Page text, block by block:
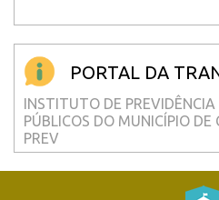
PORTAL DA
INSTITUTO DE PREVIDÊNCIA
PÚBLICOS DO MUNICÍPIO
PREV